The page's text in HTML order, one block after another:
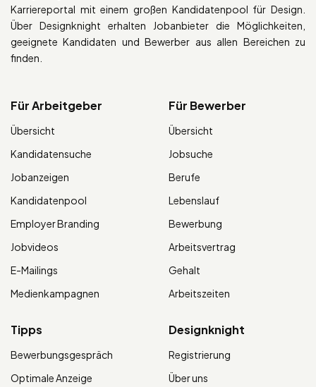
Karriereportal mit einem großen Kandidatenpool für Design.
Über Designknight erhalten Jobanbieter die Möglichkeiten,
geeignete Kandidaten und Bewerber aus allen Bereichen zu
finden.
Für Arbeitgeber
Übersicht
Kandidatensuche
Jobanzeigen
Kandidatenpool
Employer Branding
Jobvideos
E-Mailings
Medienkampagnen
Für Bewerber
Übersicht
Jobsuche
Berufe
Lebenslauf
Bewerbung
Arbeitsvertrag
Gehalt
Arbeitszeiten
Tipps
Bewerbungsgespräch
Optimale Anzeige
Designknight
Registrierung
Über uns